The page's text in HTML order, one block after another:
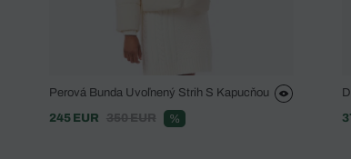
Perová Bunda Uvoľnený Strih S Kapucňou
245 EUR
350 EUR %